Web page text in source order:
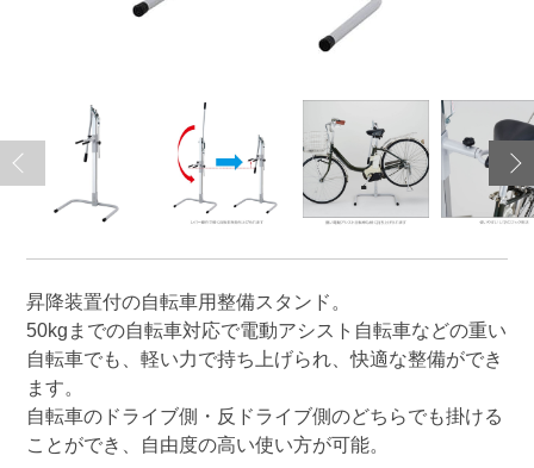
昇降装置付の自転車用整備スタンド。
50kgまでの自転車対応で電動アシスト自転車などの重い
自転車でも、軽い力で持ち上げられ、快適な整備ができ
ます。
自転車のドライブ側・反ドライブ側のどちらでも掛ける
ことができ、自由度の高い使い方が可能。